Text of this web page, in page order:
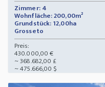
Zimmer: 4
Wohnfläche: 200,00m²
Grundstück: 12,00ha
Grosseto
Preis:
430.000,00 €
~ 368.682,00 £
~ 475.666,00 $